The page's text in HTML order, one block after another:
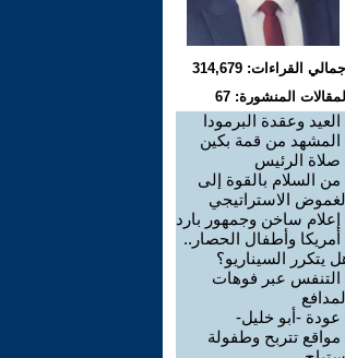
إجمالي القراءات: 314,679
المقالات المنشورة: 67
العيد وعقدة البرمودا
المشهد من قمة بكين
صلاة الرئيس
من السلام بالقوة إلى
الاستراتيجي
إعلام ساخن وجمهور بارد
أمريكا وأطفال الحصار..
يتكرر السيناريو؟
التنفس عبر فوهات
عودة -أبو خليل-
مواقع تتربح وطفولة